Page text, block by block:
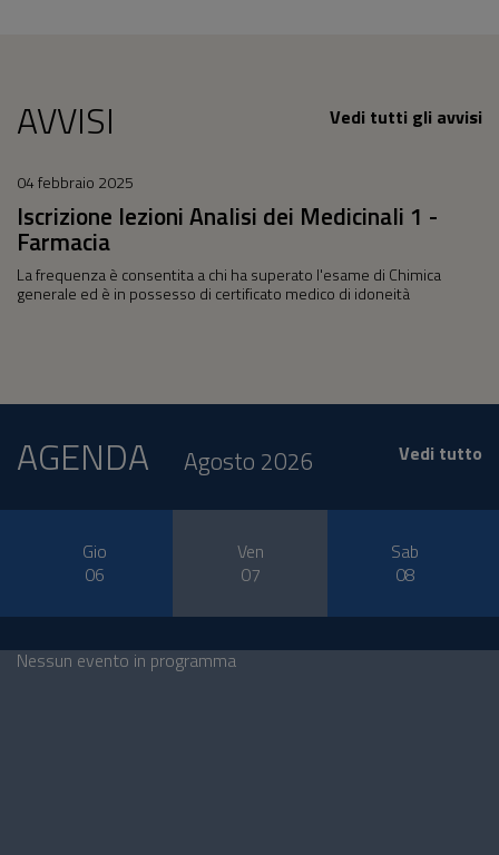
AVVISI Vedi tutti gli avvisi
04 febbraio 2025
Iscrizione lezioni Analisi dei Medicinali 1 -
Farmacia
La frequenza è consentita a chi ha superato l'esame di Chimica
generale ed è in possesso di certificato medico di idoneità
AGENDA Agosto 2026 Vedi tutto
Gio
06
Ven
07
Sab
08
Nessun evento in programma